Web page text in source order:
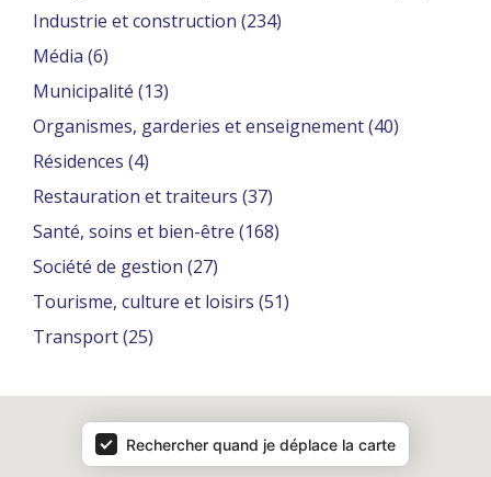
Industrie et construction (234)
Média (6)
Municipalité (13)
Organismes, garderies et enseignement(40)
Résidences (4)
Restauration et traiteurs (37)
Santé, soins et bien-être (168)
Société de gestion (27)
Tourisme, culture et loisirs (51)
Transport(25)
Rechercher quand je déplace la carte